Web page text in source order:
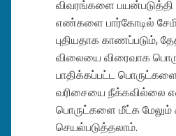
விவரங்களை பயன்படுத்தி
எண்களை பார்கோடில்
புதியதாக காணப்படும்,
விலையை விரைவாக
பாதிக்கப்பட்ட பொருட்களை
வரிசையை நீக்கவில்லை
பொருட்களை மீட்க மேலும்
செயல்படுத்தலாம்.